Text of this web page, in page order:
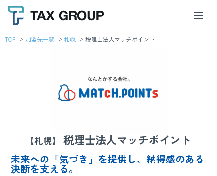
TOP 加盟先一覧 札幌 税理士法人マッチポイント
【札幌】 税理士法人マッチポイント
未来への「気づき」を提供し、納得感のある
決断を支える。